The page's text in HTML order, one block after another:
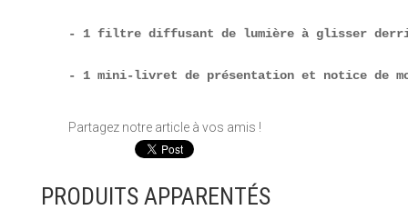
- 1 filtre diffusant de lumière à glisser
- 1 mini-livret de présentation et notice de
Partagez notre article à vos amis !
PRODUITS APPARENTÉS